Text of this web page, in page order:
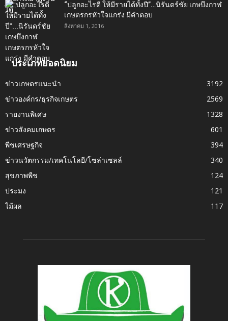
“ปลูกอะไรดี ให้มีรายได้ทั้งปี”…นิรันดร์ชัย เกษบึงกาฬ
เกษตรกรหัวใจแกร่ง มีคำตอบ
สิงหาคม 1, 2016
ประเภทยอดนิยม
ข่าวเกษตรแนะนำ
3192
ข่าวองค์กร/ธุรกิจเกษตร
2569
รายงานพิเศษ
1328
ข่าวสังคมเกษตร
601
พืชเศรษฐกิจ
394
ข่าวนวัตกรรม/เทคโนโลยี/โซล่าเซลล์
340
สุขภาพพืช
124
ประมง
121
ไม้ผล
117